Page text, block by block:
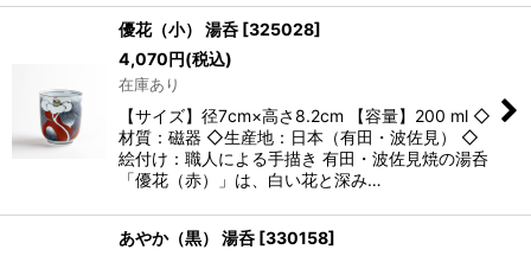
優花（小） 湯呑 [325028]
4,070円(税込)
在庫あり
【サイズ】径7cm×高さ8.2cm 【容量】200 ml ◇
材質：磁器 ◇生産地：日本（有田・波佐見） ◇
絵付け：職人による手描き 有田・波佐見焼の湯呑
「優花（赤）」は、白い花と深み…
あやか（黒） 湯呑 [330158]